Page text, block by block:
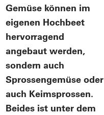
Gemüse können im
eigenen Hochbeet
hervorragend
angebaut werden,
sondern auch
Sprossengemüse oder
auch Keimsprossen.
Beides ist unter dem